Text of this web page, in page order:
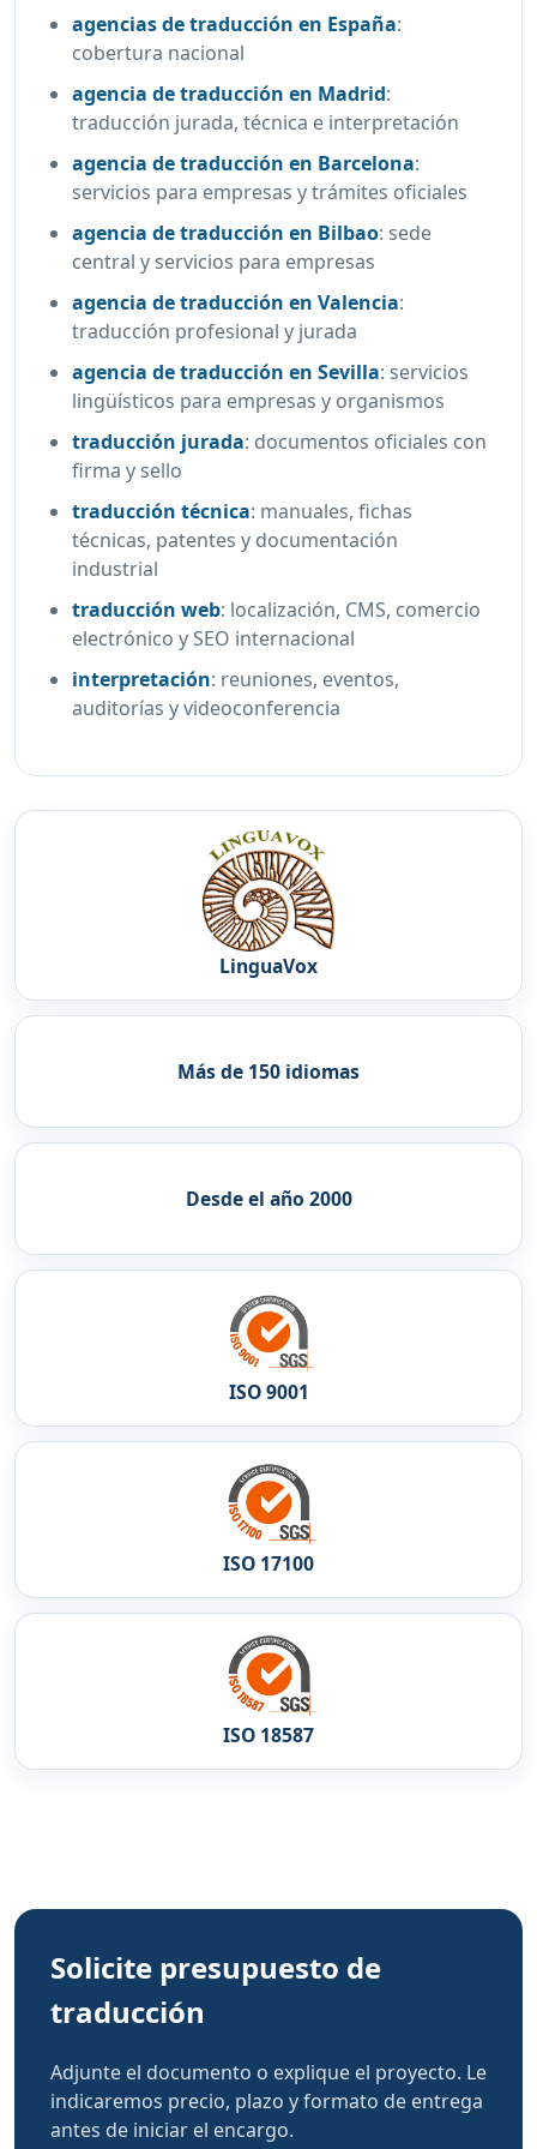
agencias de traducción en España:
cobertura nacional
agencia de traducción en Madrid:
traducción jurada, técnica e interpretación
agencia de traducción en Barcelona:
servicios para empresas y trámites oficiales
agencia de traducción en Bilbao: sede
central y servicios para empresas
agencia de traducción en Valencia:
traducción profesional y jurada
agencia de traducción en Sevilla: servicios
lingüísticos para empresas y organismos
traducción jurada: documentos oficiales con
firma y sello
traducción técnica: manuales, fichas
técnicas, patentes y documentación
industrial
traducción web: localización, CMS, comercio
electrónico y SEO internacional
interpretación: reuniones, eventos,
auditorías y videoconferencia
LinguaVox
Más de 150 idiomas
Desde el año 2000
ISO 9001
ISO 17100
ISO 18587
Solicite presupuesto de
traducción
Adjunte el documento o explique el proyecto. Le
indicaremos precio, plazo y formato de entrega
antes de iniciar el encargo.